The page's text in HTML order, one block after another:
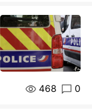
468 0